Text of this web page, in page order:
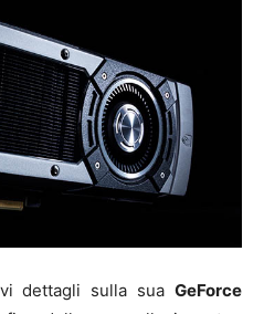
dettagli sulla sua GeForce